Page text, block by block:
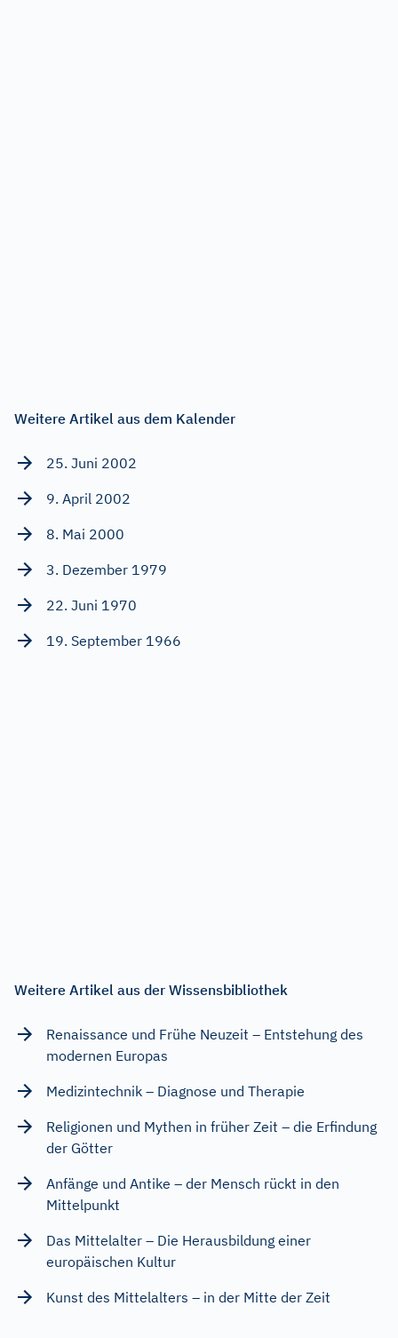
Weitere Artikel aus dem Kalender
25. Juni 2002
9. April 2002
8. Mai 2000
3. Dezember 1979
22. Juni 1970
19. September 1966
Weitere Artikel aus der Wissensbibliothek
Renaissance und Frühe Neuzeit – Entstehung des
modernen Europas
Medizintechnik – Diagnose und Therapie
Religionen und Mythen in früher Zeit – die Erfindung
der Götter
Anfänge und Antike – der Mensch rückt in den
Mittelpunkt
Das Mittelalter – Die Herausbildung einer
europäischen Kultur
Kunst des Mittelalters – in der Mitte der Zeit